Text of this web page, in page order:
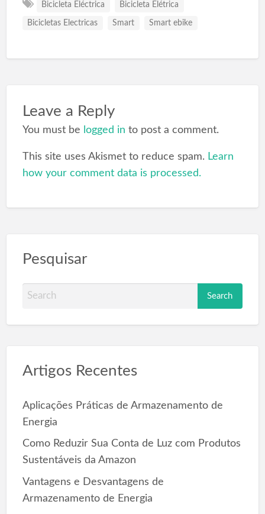
Bicicleta Eléctrica Bicicleta Elétrica
Bicicletas Electricas Smart Smart ebike
Leave a Reply
You must be logged in to post a comment.
This site uses Akismet to reduce spam. Learn
how your comment data is processed.
Pesquisar
a
h
o
r
Artigos Recentes
Aplicações Práticas de Armazenamento de
Energia
Como Reduzir Sua Conta de Luz com Produtos
Sustentáveis da Amazon
Vantagens e Desvantagens de
Armazenamento de Energia